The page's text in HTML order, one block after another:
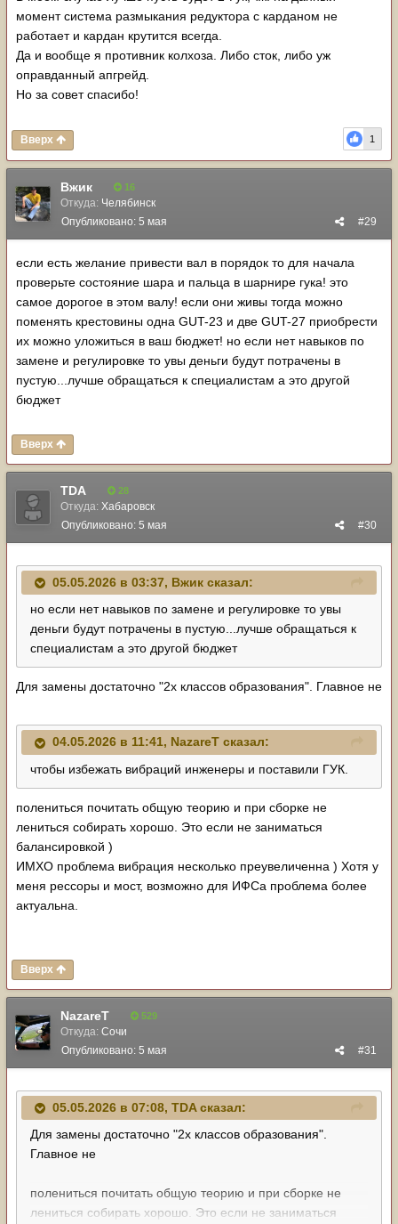
момент система размыкания редуктора с карданом не
работает и кардан крутится всегда.
Да и вообще я противник колхоза. Либо сток, либо уж
оправданный апгрейд.
Но за совет спасибо!
1
Вверх
Вжик 16
Откуда: Челябинск
#29
Опубликовано: 5 мая
если есть желание привести вал в порядок то для начала
проверьте состояние шара и пальца в шарнире гука! это
самое дорогое в этом валу! если они живы тогда можно
поменять крестовины одна GUT-23 и две GUT-27 приобрести
их можно уложиться в ваш бюджет! но если нет навыков по
замене и регулировке то увы деньги будут потрачены в
пустую...лучше обращаться к специалистам а это другой
бюджет
Вверх
TDA 28
Откуда: Хабаровск
#30
Опубликовано: 5 мая
05.05.2026 в 03:37, Вжик сказал:
но если нет навыков по замене и регулировке то увы
деньги будут потрачены в пустую...лучше обращаться к
специалистам а это другой бюджет
Для замены достаточно "2х классов образования". Главное не
04.05.2026 в 11:41, NazareT сказал:
чтобы избежать вибраций инженеры и поставили ГУК.
полениться почитать общую теорию и при сборке не
лениться собирать хорошо. Это если не заниматься
балансировкой )
ИМХО проблема вибрация несколько преувеличенна ) Хотя у
меня рессоры и мост, возможно для ИФСа проблема более
актуальна.
Вверх
NazareT 529
Откуда: Сочи
#31
Опубликовано: 5 мая
05.05.2026 в 07:08, TDAсказал:
Для замены достаточно "2х классов образования".
Главное не
полениться почитать общую теорию и при сборке не
лениться собирать хорошо. Это если не заниматься